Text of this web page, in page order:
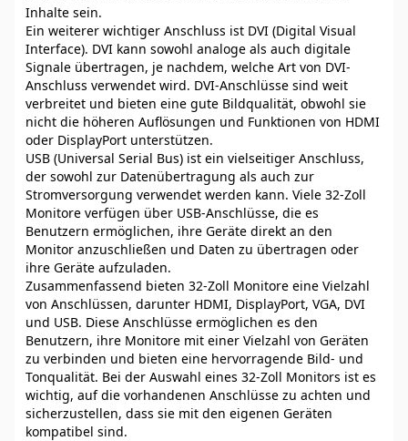
Inhalte sein.
Ein weiterer wichtiger Anschluss ist DVI (Digital Visual
Interface). DVI kann sowohl analoge als auch digitale
Signale übertragen, je nachdem, welche Art von DVI-
Anschluss verwendet wird. DVI-Anschlüsse sind weit
verbreitet und bieten eine gute Bildqualität, obwohl sie
nicht die höheren Auflösungen und Funktionen von HDMI
oder DisplayPort unterstützen.
USB (Universal Serial Bus) ist ein vielseitiger Anschluss,
der sowohl zur Datenübertragung als auch zur
Stromversorgung verwendet werden kann. Viele 32-Zoll
Monitore verfügen über USB-Anschlüsse, die es
Benutzern ermöglichen, ihre Geräte direkt an den
Monitor anzuschließen und Daten zu übertragen oder
ihre Geräte aufzuladen.
Zusammenfassend bieten 32-Zoll Monitore eine Vielzahl
von Anschlüssen, darunter HDMI, DisplayPort, VGA, DVI
und USB. Diese Anschlüsse ermöglichen es den
Benutzern, ihre Monitore mit einer Vielzahl von Geräten
zu verbinden und bieten eine hervorragende Bild- und
Tonqualität. Bei der Auswahl eines 32-Zoll Monitors ist es
wichtig, auf die vorhandenen Anschlüsse zu achten und
sicherzustellen, dass sie mit den eigenen Geräten
kompatibel sind.